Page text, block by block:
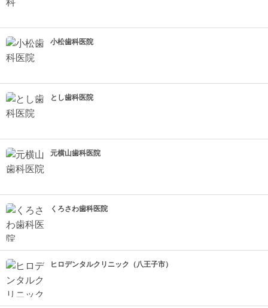
小松歯科医院
とし歯科医院
元横山歯科医院
くろさわ歯科医院
ヒロデンタルクリニック（八王子市）